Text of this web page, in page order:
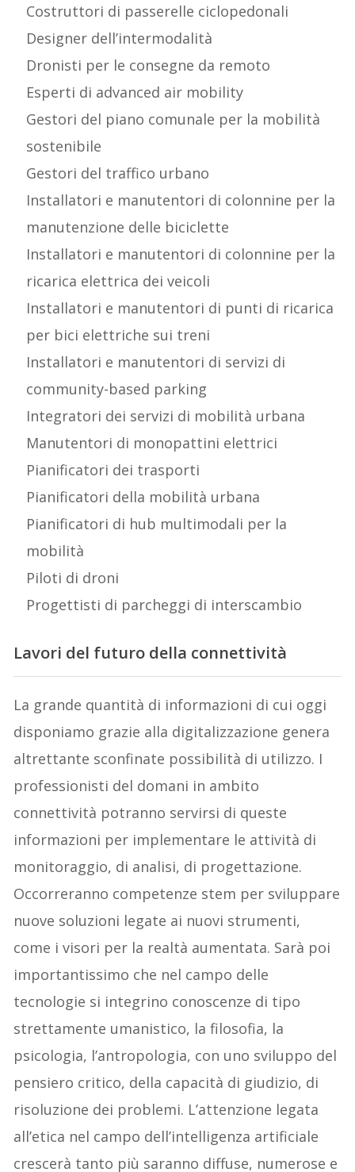
Costruttori di passerelle ciclopedonali
Designer dell’intermodalità
Dronisti per le consegne da remoto
Esperti di advanced air mobility
Gestori del piano comunale per la mobilità
sostenibile
Gestori del traffico urbano
Installatori e manutentori di colonnine per la
manutenzione delle biciclette
Installatori e manutentori di colonnine per la
ricarica elettrica dei veicoli
Installatori e manutentori di punti di ricarica
per bici elettriche sui treni
Installatori e manutentori di servizi di
community-based parking
Integratori dei servizi di mobilità urbana
Manutentori di monopattini elettrici
Pianificatori dei trasporti
Pianificatori della mobilità urbana
Pianificatori di hub multimodali per la
mobilità
Piloti di droni
Progettisti di parcheggi di interscambio
Lavori del futuro della connettività
La grande quantità di informazioni di cui oggi
disponiamo grazie alla digitalizzazione genera
altrettante sconfinate possibilità di utilizzo. I
professionisti del domani in ambito
connettività potranno servirsi di queste
informazioni per implementare le attività di
monitoraggio, di analisi, di progettazione.
Occorreranno competenze stem per sviluppare
nuove soluzioni legate ai nuovi strumenti,
come i visori per la realtà aumentata. Sarà poi
importantissimo che nel campo delle
tecnologie si integrino conoscenze di tipo
strettamente umanistico, la filosofia, la
psicologia, l’antropologia, con uno sviluppo del
pensiero critico, della capacità di giudizio, di
risoluzione dei problemi. L’attenzione legata
all’etica nel campo dell’intelligenza artificiale
crescerà tanto più saranno diffuse, numerose e